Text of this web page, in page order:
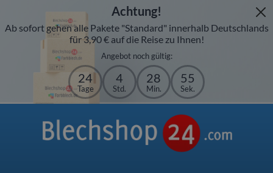
Achtung!
Ab sofort gehen alle Pakete "Standard" innerhalb Deutschlands
für 3,90 € auf die Reise zu Ihnen!
Angebot noch gültig:
24
Tage
4
Std.
28
Min.
55
Sek.